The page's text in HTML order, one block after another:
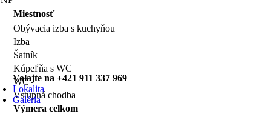
Volajte na +421 911 337 969
Lokalita
Galéria
Miestnosť
Obývacia izba s kuchyňou
Izba
Šatník
Kúpeľňa s WC
WC
Vstupná chodba
Výmera celkom